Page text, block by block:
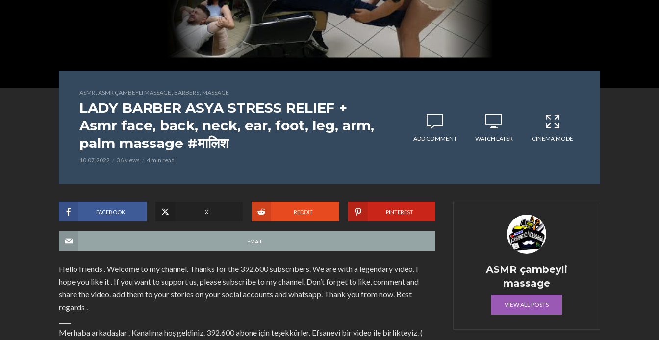
ASMR, ASMR ÇAMBEYLI MASSAGE, BARBERS, MASSAGE
LADY BARBER ASYA STRESS RELIEF +
Asmr face, back, neck, ear, foot, leg, arm,
palm massage #मालिश
10.07.2022 36 views 4 min read
ADD COMMENT WATCH LATER CINEMA MODE
FACEBOOK X REDDIT PINTEREST
EMAIL
Hello friends . Welcome to my channel. Thanks for the 392.600 subscribers. We are with a legendary video. I
hope you like it . If you want to support us, please subscribe to my channel. Don’t forget to like, comment and
share the video. add them to your stories on your social accounts and whatsapp. Thank you from now. Best
regards .
Merhaba arkadaşlar . Kanalıma hoş geldiniz. 392.600 abone için teşekkürler. Efsanevi bir video ile birlikteyiz. (
ASMR çambeyli
massage
VIEW ALL POSTS